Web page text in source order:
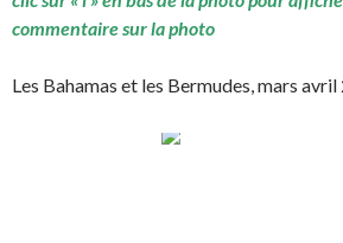
commentaire sur la photo
Les Bahamas et les Bermudes, mars